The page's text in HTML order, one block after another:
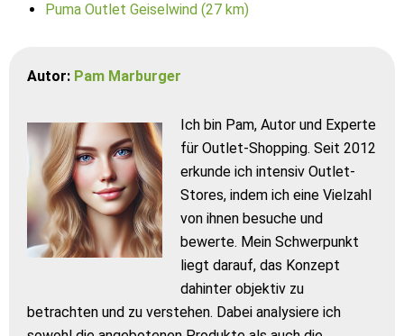
Puma Outlet Geiselwind (27 km)
Autor: Pam Marburger
Ich bin Pam, Autor und Experte
für Outlet-Shopping. Seit 2012
erkunde ich intensiv Outlet-
Stores, indem ich eine Vielzahl
von ihnen besuche und
bewerte. Mein Schwerpunkt
liegt darauf, das Konzept
dahinter objektiv zu
betrachten und zu verstehen. Dabei analysiere ich